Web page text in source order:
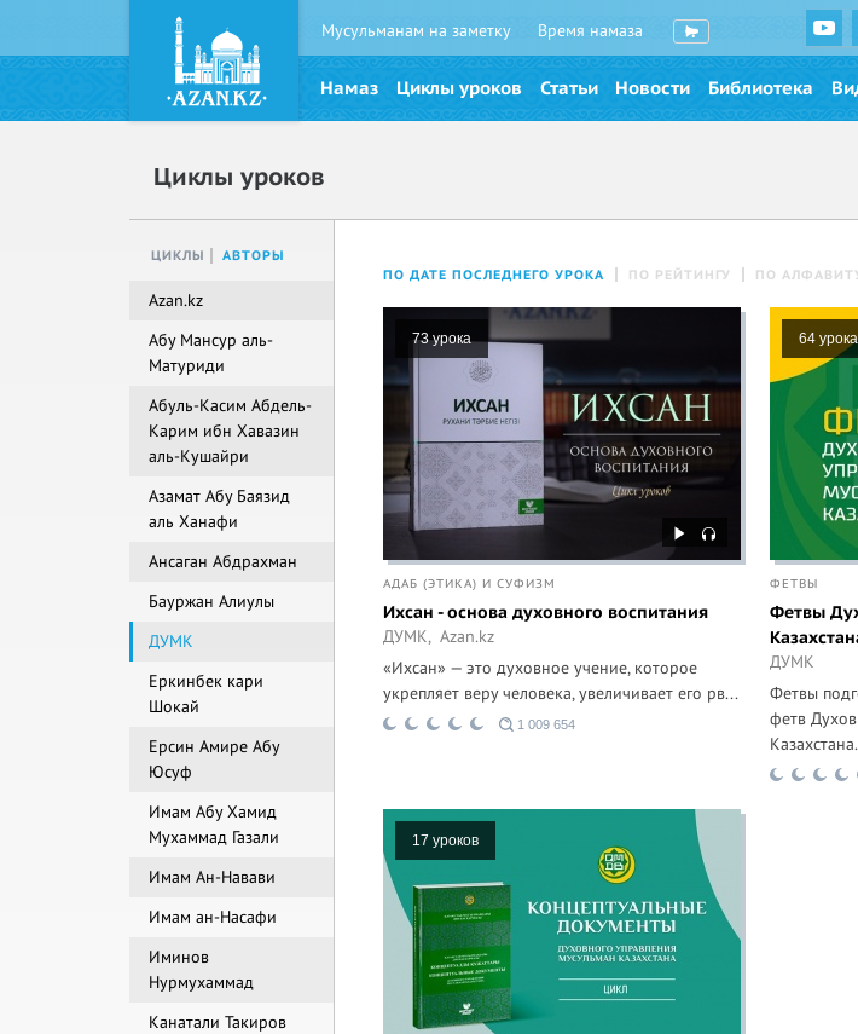
Мусульманам на заметку Время намаза
Намаз Циклы уроков Статьи Новости Библиотека
Циклы уроков
ЦИКЛЫ АВТОРЫ
Azan.kz
Абу Мансур аль-
Матуриди
Абуль-Касим Абдель-
Карим ибн Хавазин
аль-Кушайри
Азамат Абу Баязид
аль Ханафи
Ансаган Абдрахман
Бауржан Алиулы
ДУМК
Еркинбек кари
Шокай
Ерсин Амире Абу
Юсуф
Имам Абу Хамид
Мухаммад Газали
Имам Ан-Навави
Имам ан-Насафи
Иминов
Нурмухаммад
Канатали Такиров
ПО ДАТЕ ПОСЛЕДНЕГО УРОКА ПО РЕЙТИНГУ ПО
73 урока
АДАБ (ЭТИКА) И СУФИЗМ
Ихсан - основа духовного воспитания
ДУМК, Azan.kz
«Ихсан» — это духовное учение, которое
укрепляет веру человека, увеличивает его рв...
1 009 654
64 урока
ФЕТВЫ
Фетвы
ДУМК
Фетвы
фетв
17 уроков